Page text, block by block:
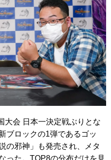
会 日本一決定戦ぶりとな
ブロックの1弾であるゴッ
の邪神」も発売され、メタ